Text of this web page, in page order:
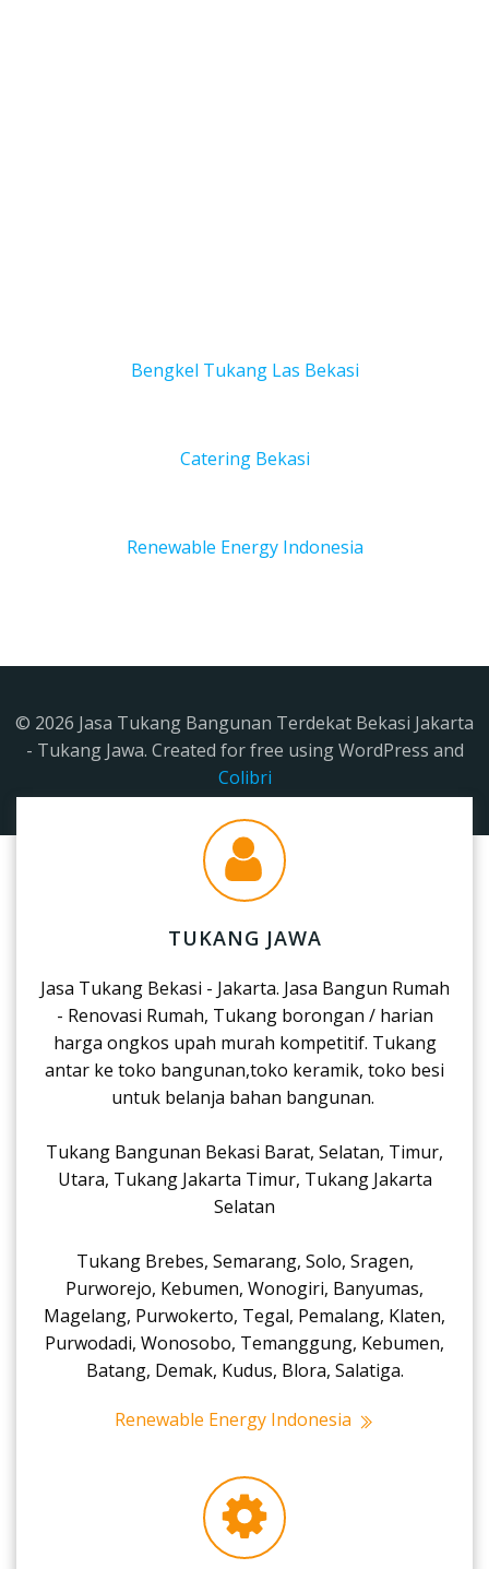
Bengkel Tukang Las Bekasi
Catering Bekasi
Renewable Energy Indonesia
© 2026 Jasa Tukang Bangunan Terdekat Bekasi Jakarta
- Tukang Jawa. Created for free using WordPress and
Colibri
TUKANG JAWA
Jasa Tukang Bekasi - Jakarta. Jasa Bangun Rumah
- Renovasi Rumah, Tukang borongan / harian
harga ongkos upah murah kompetitif. Tukang
antar ke toko bangunan,toko keramik, toko besi
untuk belanja bahan bangunan.
Tukang Bangunan Bekasi Barat, Selatan, Timur,
Utara, Tukang Jakarta Timur, Tukang Jakarta
Selatan
Tukang Brebes, Semarang, Solo, Sragen,
Purworejo, Kebumen, Wonogiri, Banyumas,
Magelang, Purwokerto, Tegal, Pemalang, Klaten,
Purwodadi, Wonosobo, Temanggung, Kebumen,
Batang, Demak, Kudus, Blora, Salatiga.
Renewable Energy Indonesia